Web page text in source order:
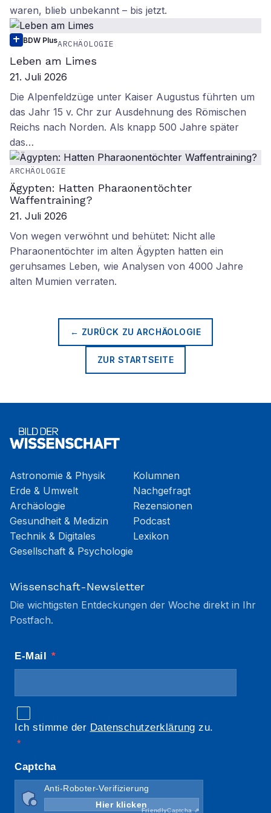
waren, blieb unbekannt – bis jetzt.
BDW PlusARCHÄOLOGIE
Leben am Limes
21. Juli 2026
Die Alpenfeldzüge unter Kaiser Augustus führten um
das Jahr 15 v. Chr zur Ausdehnung des Römischen
Reichs nach Norden. Als knapp 500 Jahre später
das…
ARCHÄOLOGIE
Ägypten: Hatten Pharaonentöchter
Waffentraining?
21. Juli 2026
Von wegen verwöhnt und behütet: Nicht alle
Pharaonentöchter im alten Ägypten hatten ein
geruhsames Leben, wie Analysen von 4000 Jahre
alten Mumien verraten.
← ZURÜCK ZUARCHÄOLOGIE
ZUR STARTSEITE
Astronomie & Physik
Erde & Umwelt
Archäologie
Gesundheit & Medizin
Technik & Digitales
Gesellschaft & Psychologie
Kolumnen
Nachgefragt
Rezensionen
Podcast
Lexikon
Wissenschaft-Newsletter
Die wichtigsten Entdeckungen der Woche direkt in Ihr
Postfach.